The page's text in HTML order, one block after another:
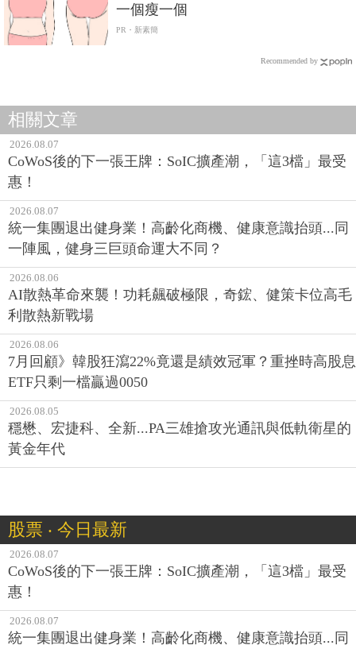
一個瘦一個
PR・新素簡
Recommended by
相關文章
2026.08.07
CoWoS後的下一張王牌：SoIC擴產潮，「這3檔」最受
惠！
2026.08.07
統一集團退出健身業！高齡化商機、健康意識抬頭...同
一陣風，健身三巨頭命運大不同？
2026.08.06
AI散熱革命來襲！功耗飆破極限，奇鋐、健策卡位高毛
利散熱新戰場
2026.08.06
7月回顧》韓股狂瀉22%竟還是績效冠軍？重挫時高股息
ETF只剩一檔贏過0050
2026.08.05
穩懋、宏捷科、全新...PA三雄搶攻光通訊與低軌衛星的
黃金年代
股票 ‧ 今日最新
2026.08.07
CoWoS後的下一張王牌：SoIC擴產潮，「這3檔」最受
惠！
2026.08.07
統一集團退出健身業！高齡化商機、健康意識抬頭...同